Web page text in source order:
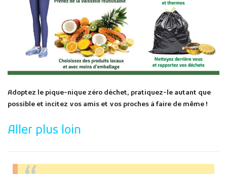
Adoptez le pique-nique zéro déchet, pratiquez-le autant que
possible et incitez vos amis et vos proches à faire de même !
Aller plus loin